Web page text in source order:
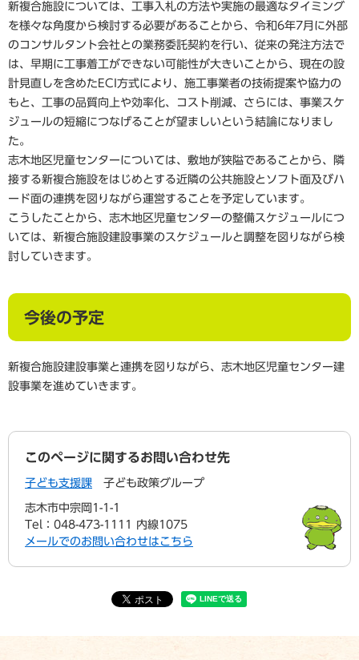
新複合施設については、工事入札の方法や実施の最適なタイミング
を様々な角度から検討する必要があることから、令和6年7月に外部
のコンサルタント会社との業務委託契約を行い、従来の発注方法で
は、早期に工事着工ができない可能性が大きいことから、現在の設
計見直しを含めたECI方式により、施工事業者の技術提案や協力の
もと、工事の品質向上や効率化、コスト削減、さらには、事業スケ
ジュールの短縮につなげることが望ましいという結論になりまし
た。
志木地区児童センターについては、敷地が狭隘であることから、隣
接する新複合施設をはじめとする近隣の公共施設とソフト面及びハ
ード面の連携を図りながら運営することを予定しています。
こうしたことから、志木地区児童センターの整備スケジュールにつ
いては、新複合施設建設事業のスケジュールと調整を図りながら検
討していきます。
今後の予定
新複合施設建設事業と連携を図りながら、志木地区児童センター建
設事業を進めていきます。
このページに関するお問い合わせ先
子ども支援課 子ども政策グループ
志木市中宗岡1-1-1
Tel：048-473-1111 内線1075
メールでのお問い合わせはこちら